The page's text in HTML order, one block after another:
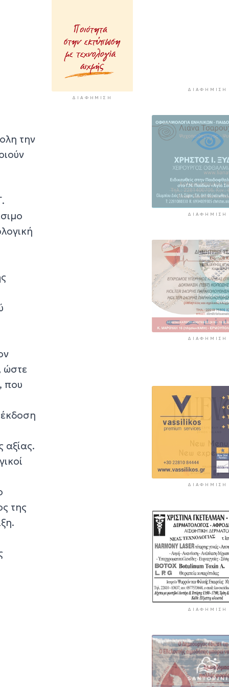
την
ώστε
που
αξίας.
της
ΔΙΑΦΉΜΙΣΗ
Σχολή
UEFA C στη
2 ώρες 26 λεπτά πρίν
ΔΙΑΦΉΜΙΣΗ
ΔΙΑΦΉΜΙΣΗ
ΔΙΑΦΉΜΙΣΗ
ΔΙΑΦΉΜΙΣΗ
ΔΙΑΦΉΜΙΣΗ